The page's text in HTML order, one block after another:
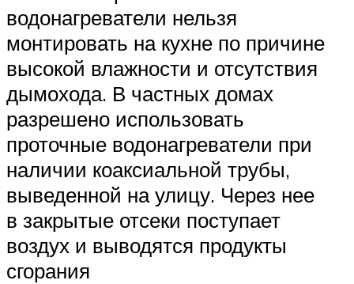
водонагреватели нельзя
монтировать на кухне по причине
высокой влажности и отсутствия
дымохода. В частных домах
разрешено использовать
проточные водонагреватели при
наличии коаксиальной трубы,
выведенной на улицу. Через нее
в закрытые отсеки поступает
воздух и выводятся продукты
сгорания